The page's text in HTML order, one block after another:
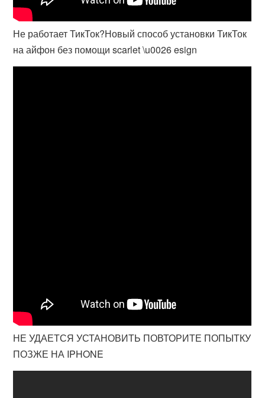
Не работает ТикТок?Новый способ установки ТикТок
на айфон без помощи scarlet \u0026 esign
НЕ УДАЕТСЯ УСТАНОВИТЬ ПОВТОРИТЕ ПОПЫТКУ
ПОЗЖЕ НА IPHONE